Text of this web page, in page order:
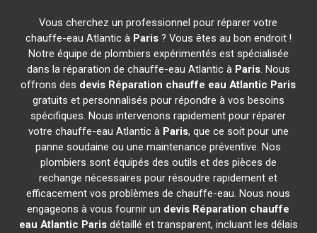
Vous cherchez un professionnel pour réparer votre
chauffe-eau Atlantic à Paris? Vous êtes au bon endroit !
Notre équipe de plombiers expérimentés est spécialisée
dans la réparation de chauffe-eau Atlantic à Paris. Nous
offrons des devis Réparation chauffe eau Atlantic Paris
gratuits et personnalisés pour répondre à vos besoins
spécifiques. Nous intervenons rapidement pour réparer
votre chauffe-eau Atlantic à Paris, que ce soit pour une
panne soudaine ou une maintenance préventive. Nos
plombiers sont équipés des outils et des pièces de
rechange nécessaires pour résoudre rapidement et
efficacement vos problèmes de chauffe-eau. Nous nous
engageons à vous fournir un devis Réparation chauffe
eau Atlantic Parisdétaillé et transparent, incluant les délais